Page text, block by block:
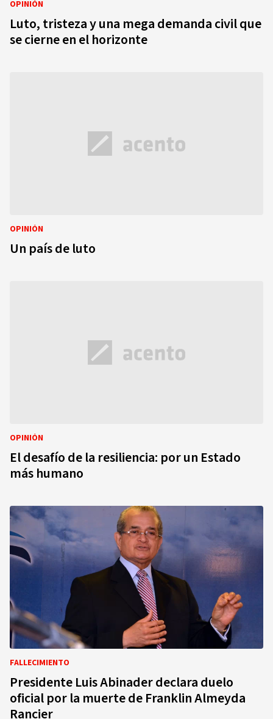
OPINIÓN
Luto, tristeza y una mega demanda civil que
se cierne en el horizonte
OPINIÓN
Un país de luto
OPINIÓN
El desafío de la resiliencia: por un Estado
más humano
FALLECIMIENTO
Presidente Luis Abinader declara duelo
oficial por la muerte de Franklin Almeyda
Rancier